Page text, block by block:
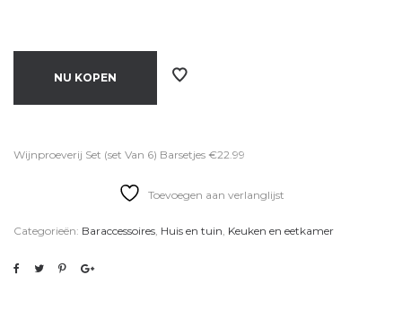
NU KOPEN
Wijnproeverij Set (set Van 6) Barsetjes €22.99
Toevoegen aan verlanglijst
Categorieën: Baraccessoires, Huis en tuin, Keuken en eetkamer